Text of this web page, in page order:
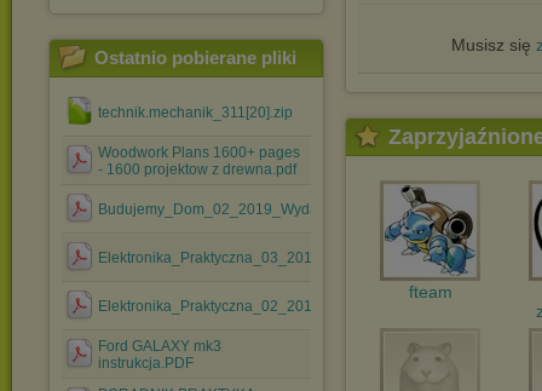
Ostatnio pobierane pliki
technik.mechanik_311[20].zip
Woodwork Plans 1600+ pages
- 1600 projektow z drewna.pdf
Budujemy_Dom_02_2019_Wydanie_Specjalne.pdf
Elektronika_Praktyczna_03_2018.pdf
Elektronika_Praktyczna_02_2018.pdf
Ford GALAXY mk3
instrukcja.PDF
Musisz się
fteam